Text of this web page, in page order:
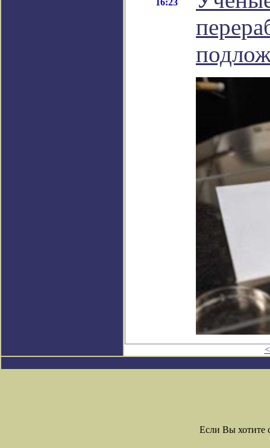
16:23
Если Вы хотите